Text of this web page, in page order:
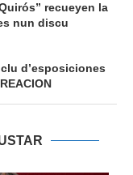
recueyen la
nun discu
d’esposiciones